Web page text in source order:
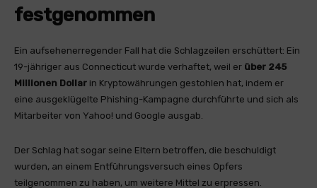
festgenommen
Ein aufsehenerregender Fall hat die Schlagzeilen erschüttert: Ein
19-jähriger aus Connecticut wurde verhaftet, weil er über 245
Millionen Dollar in Kryptowährungen gestohlen hat, indem er
eine ausgeklügelte Phishing-Kampagne durchführte und sich als
Mitarbeiter von Yahoo! und Google ausgab.
Der Schlag hat sogar seine Eltern betroffen, die beschuldigt
wurden, an einem Entführungsversuch eines Opfers
teilgenommen zu haben, um weitere Mittel zu erpressen.